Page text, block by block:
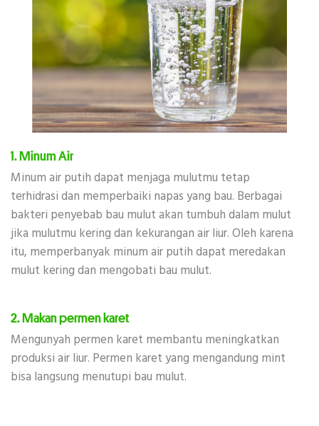
1. Minum Air
Minum air putih dapat menjaga mulutmu tetap
terhidrasi dan memperbaiki napas yang bau. Berbagai
bakteri penyebab bau mulut akan tumbuh dalam mulut
jika mulutmu kering dan kekurangan air liur. Oleh karena
itu, memperbanyak minum air putih dapat meredakan
mulut kering dan mengobati bau mulut.
2. Makan permen karet
Mengunyah permen karet membantu meningkatkan
produksi air liur. Permen karet yang mengandung mint
bisa langsung menutupi bau mulut.